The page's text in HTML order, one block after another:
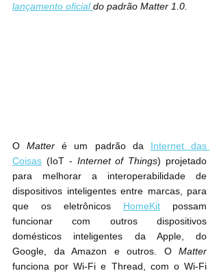
lançamento oficial do padrão Matter 1.0.
O Matter é um padrão da Internet das
Coisas (IoT - Internet of Things) projetado
para melhorar a interoperabilidade de
dispositivos inteligentes entre marcas, para
possam
funcionar com outros dispositivos
domésticos inteligentes da Apple, do
Google, da Amazon e outros. O Matter
funciona por Wi-Fi e Thread, com o Wi-Fi